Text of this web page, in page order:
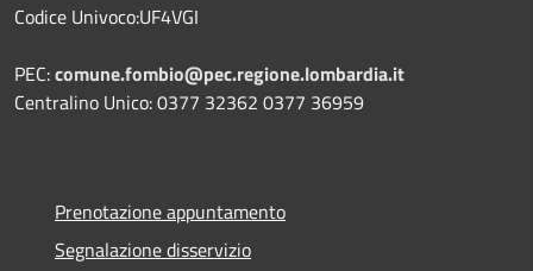
Codice Univoco:UF4VGI
PEC:comune.fombio@pec.regione.lombardia.it
Centralino Unico: 0377 32362 0377 36959
Prenotazione appuntamento
Segnalazione disservizio